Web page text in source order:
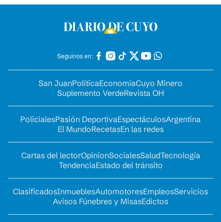
Seguinos en:
San JuanPolíticaEconomíaCuyo Minero
Suplemento VerdeRevista OH
PolicialesPasión DeportivaEspectáculosArgentina
El MundoRecetasEn las redes
Cartas del lectorOpinionSocialesSaludTecnología
TendenciaEstado del tránsito
ClasificadosInmueblesAutomotoresEmpleosServicios
Avisos Fúnebres y MisasEdictos